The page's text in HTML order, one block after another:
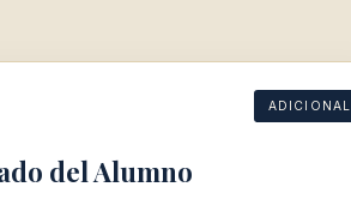
ADICIONAL
del Alumno